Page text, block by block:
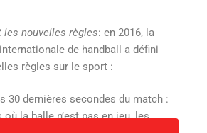
les nouvelles règles: en 2016, la
de handball a défini
règles sur le sport :
30 dernières secondes du match :
où la balle n’est pas en jeu, les